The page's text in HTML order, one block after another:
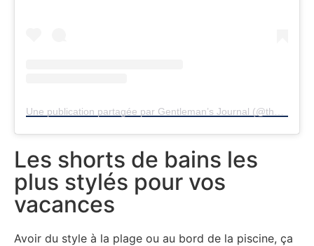
Les shorts de bains les
plus stylés pour vos
vacances
Avoir du style à la plage ou au bord de la piscine, ça